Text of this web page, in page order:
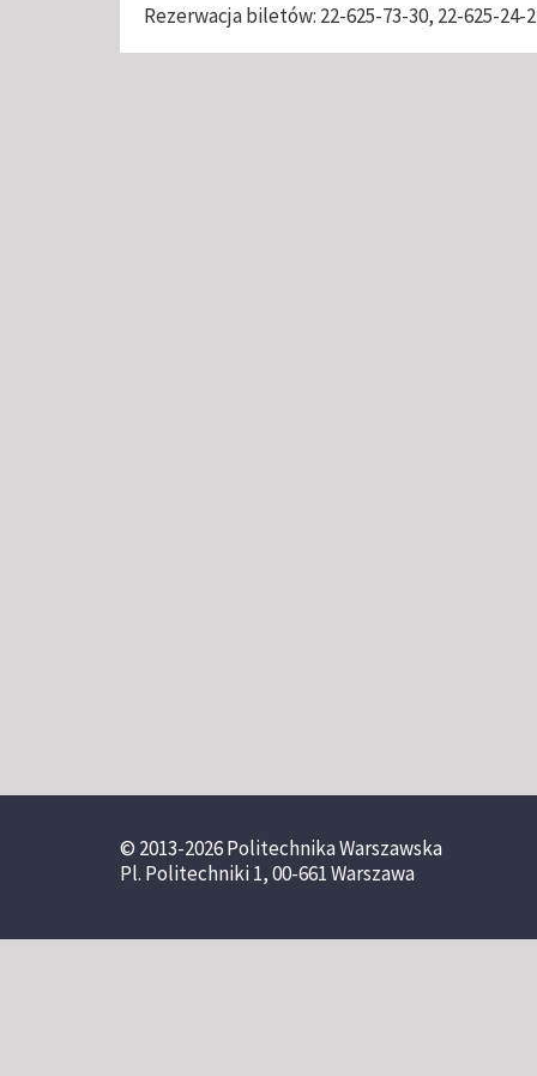
Rezerwacja biletów: 22-625-73-30, 22-625-24-
© 2013-2026 Politechnika Warszawska
Pl. Politechniki 1, 00-661 Warszawa